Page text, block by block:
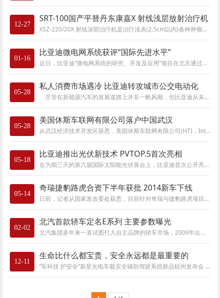
12-27
SRT-100国产平替丹东康嘉X 射线浅层放射治疗机
XSZ-220/20X 射线深部治疗机是治疗浅表(2.5cm以内)各种肿瘤、瘢痕及皮肤病等疾病的有效设备，它具有经济实用、调整剂量灵活、范围大、安全可靠、操作
01-16
比亚迪微电网系统获评“国际先进水平”
近日，比亚迪“微电网系统的研究、开发及应用”项目在北京通过科技成果鉴定，经权威鉴定，该项成果达到“国际先进水平”，具有广阔的应用前景
05-28
私人消费市场遇冷 比亚迪转攻城市公交电动化
尽管在新能源汽车的发展道路上并非一帆风顺，但比亚迪从未放弃对此投资。 从2008年12月F3DM上市开始，比亚迪正式启动了新能源汽车的推广，成
05-28
美国休斯车联网有限公司落户中国武汉
从武汉经济技术开发区获悉，美国休斯车联网有限公司(HTI，International)、武汉经开投资有限公司和中国东方智能车载咨询集团协商决定，拟在武汉开发
05-18
比亚迪推出光伏新技术 PVTOP.5首次亮相
在为期三天的第六届国际太阳能光伏展会上，比亚迪首次公开亮相PVTOP.5光伏新技术。在传统汽车业大幅下滑的今天，比亚迪光伏新技术的亮相，格外引
05-14
奇瑞捷豹路虎合资下半年获批 2014新车下线
日前，记者从国家发改委处获悉，目前针对奇瑞与捷豹路虎项目的节能技术与环境评估已经展开。根据目前双方提供的资料及配合程度，该项目今年下
02-02
北汽首款轿车定名E系列 主要参数曝光
北汽集团多年来一直试图打入自主品牌的轿车市场，2009年出资收购萨博生产线后，进一步将自身定位在中高端市场。目前萨博项目还在研发过程中，因
12-11
生命比什么都宝贵，安全永远都是最重要的
“军科技 护安全”新星光电车载安全辅助驾驶系统新品杭州发布会 2011年12月9日-12月10日，杭州新星光电有限公司携其车载安全驾驶辅助系统技术新品